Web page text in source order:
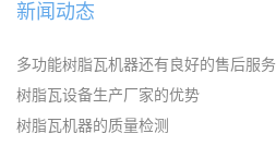
新闻动态
多功能树脂瓦机器还有良好的售后服务
树脂瓦设备生产厂家的优势
树脂瓦机器的质量检测